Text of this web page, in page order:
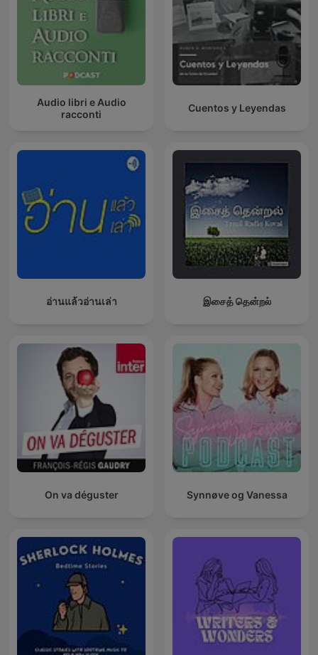
Audio libri e Audio
racconti
Cuentos y Leyendas
อ่านแล้วอ่านเล่า இசைத் தென்றல்
On va déguster Synnøve og Vanessa